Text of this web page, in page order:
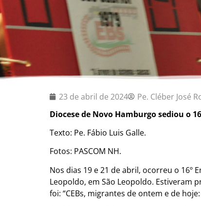
23 de abril de 2024
Pe. Cléber José
Diocese de Novo Hamburgo sediou o
Texto: Pe. Fábio Luis Galle.
Fotos: PASCOM NH.
Nos dias 19 e 21 de abril, ocorreu o 16º
Leopoldo, em São Leopoldo. Estiveram
foi: “CEBs, migrantes de ontem e de